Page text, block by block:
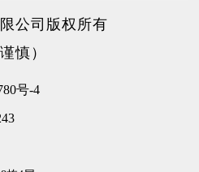
公司版权所有
慎）
号-4